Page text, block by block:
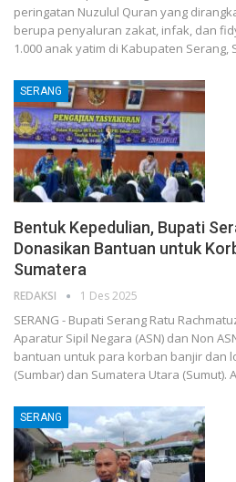
peringatan Nuzulul Quran yang
berupa penyaluran zakat, infak, dan
1.000 anak yatim di Kabupaten Serang,
SERANG
Bentuk Kepedulian, Bupati
Donasikan Bantuan untuk
Sumatera
REDAKSI 1 Des 2025
SERANG - Bupati Serang Ratu
Aparatur Sipil Negara (ASN) dan Non
bantuan untuk para korban banjir dan
(Sumbar) dan Sumatera Utara
SERANG